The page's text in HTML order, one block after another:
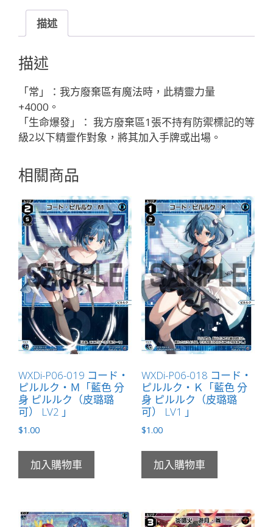
ド
ー
ト
J
ヨ
ツ
キ
「黑
精
奏
械：
電
機
LV1
有
LB」
數
描述
描述
「常」：我方廢棄區有魔法時，此精靈力量
+4000。
「生命爆發」： 我方廢棄區1張不持有防禦標記的等
級2以下精靈作對象，將其加入手牌或出場。
相關商品
WXDi-P06-019 コード・
ピルルク・Ｍ「藍色 分
身 ピルルク（皮璐璐
可） LV2 」
$1.00
加入購物車
WXDi-P06-018 コード・
ピルルク・Ｋ「藍色 分
身 ピルルク（皮璐璐
可） LV1 」
$1.00
加入購物車